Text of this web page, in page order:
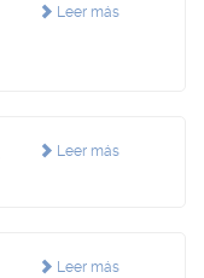
Leer más
Leer más
Leer más